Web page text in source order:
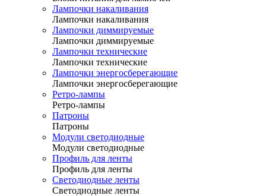
Лампочки накаливания
Лампочки накаливания
Лампочки диммируемые
Лампочки диммируемые
Лампочки технические
Лампочки технические
Лампочки энергосберегающие
Лампочки энергосберегающие
Ретро-лампы
Ретро-лампы
Патроны
Патроны
Модули светодиодные
Модули светодиодные
Профиль для ленты
Профиль для ленты
Светодиодные ленты
Светодиодные ленты